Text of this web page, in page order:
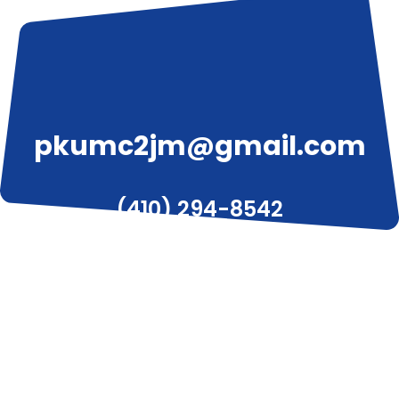
pkumc2jm@gmail.com
(410) 294-8542